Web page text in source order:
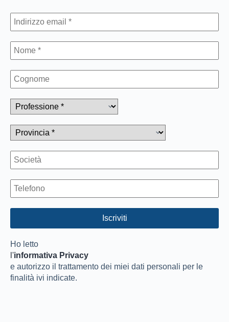
Ho letto
l'informativa Privacy
e autorizzo il trattamento dei miei dati personali per le
finalità ivi indicate.